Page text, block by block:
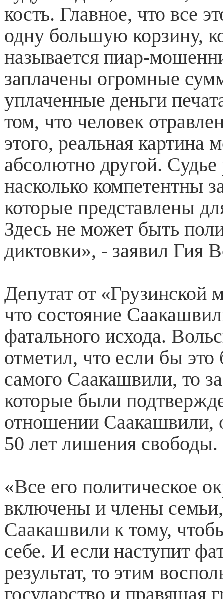
кость. Главное, что все
одну большую корзину,
называется пиар-
заплачены огромные
уплаченные деньги
том, что человек
этого, реальная картина
абсолютно другой.
насколько компетентны
которые представлены
Здесь не может быть
диктовки», - заявил Гия
Депутат от «Грузинской
что состояние
фатального исхода.
отметил, что если бы
самого Саакашвили, то
которые были
отношении Саакашвили,
50 лет лишения свободы.
«Все его политическое
включены и члены
Саакашвили к тому,
себе. И если наступит
результат, то этим
государство и правящая